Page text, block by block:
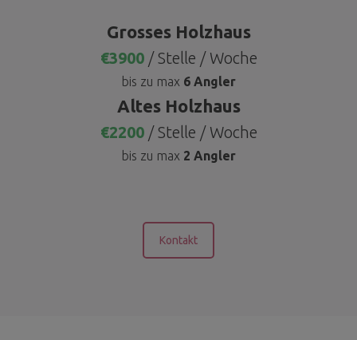
Grosses Holzhaus
€3900/ Stelle / Woche
bis zu max 6 Angler
Altes Holzhaus
€2200/ Stelle / Woche
bis zu max 2 Angler
Kontakt